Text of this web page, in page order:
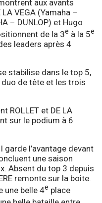
aux avants
VEGA (Yamaha –
– DUNLOP) et Hugo
de la 3e à la 5e
leaders après 4
stabilise dans le top 5,
de tête et les trois
ROLLET et DE LA
sur le podium à 6
garde l’avantage devant
une saison
Absent du top 3 depuis
remonte sur la boite.
une belle 4e place